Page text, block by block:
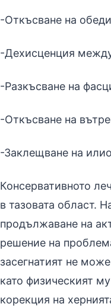
-Откъсване на
-Дехисценция
-Разкъсване на
-Откъсване на
-Заклещване на
Консервативното
в тазовата област.
продължаване на
решение на
засегнатият не
като физическият
корекция на